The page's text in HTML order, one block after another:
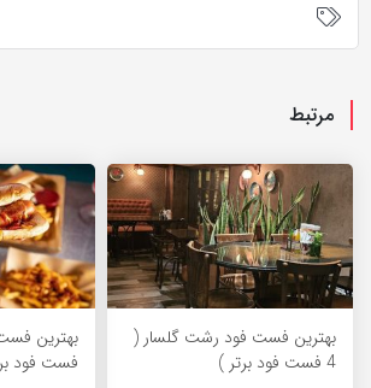
مرتبط
بهترین فست فود رشت گلسار (
4 فست فود برتر )
فست فود